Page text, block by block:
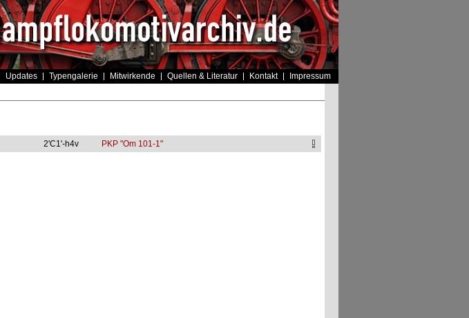
Updates Typengalerie Mitwirkende Quellen & Literatur Kontakt Impressum
2'C1'-h4v PKP "Om 101-1"